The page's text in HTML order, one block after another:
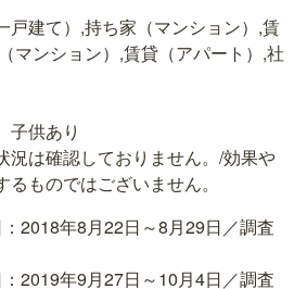
戸建て）,持ち家（マンション）,賃
マンション）,賃貸（アパート）,社
子供あり
況は確認しておりません。/効果や
ものではございません。
：2018年8月22日～8月29日／調査
：2019年9月27日～10月4日／調査